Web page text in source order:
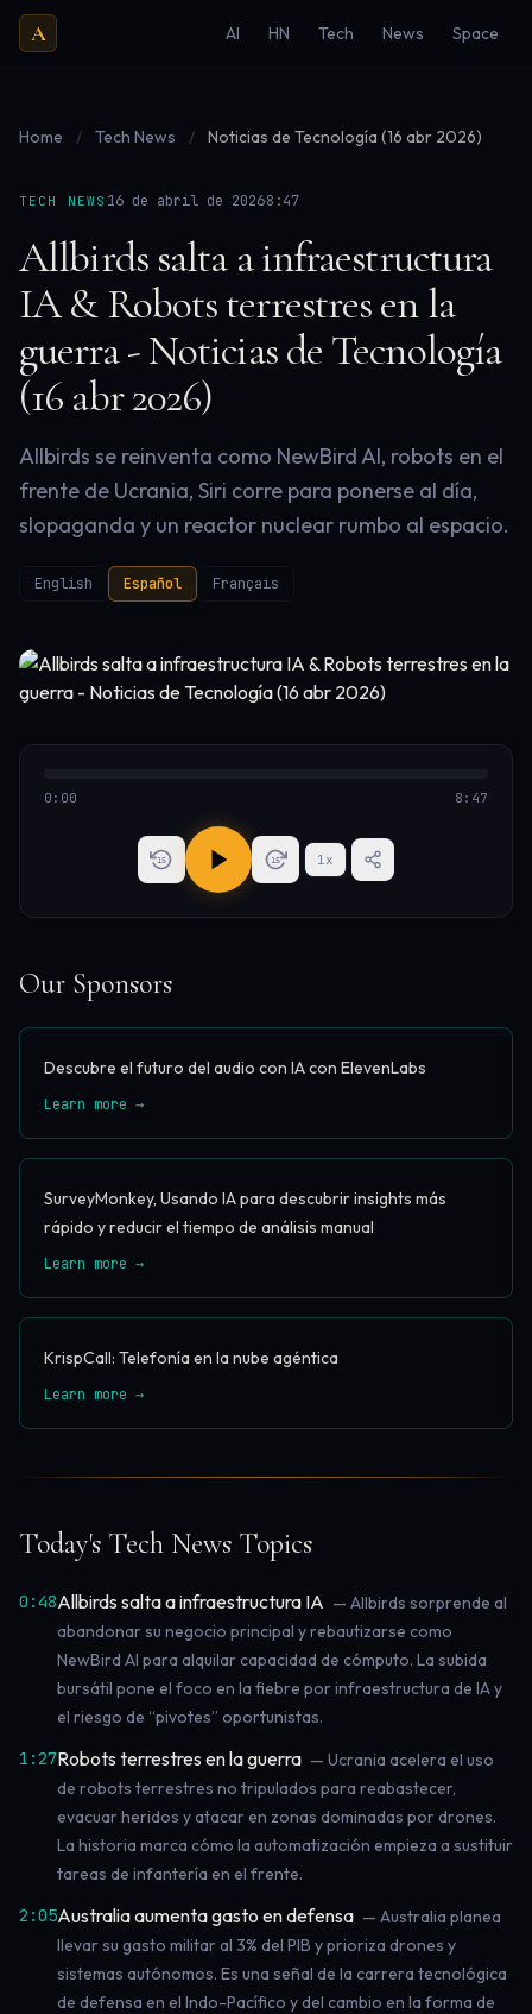
A AI HN Tech News Space
Home / Tech News / Noticias de Tecnología (16 abr 2026)
TECH NEWS·16 de abril de 2026·8:47
Allbirds salta a infraestructura
IA & Robots terrestres en la
guerra - Noticias de Tecnología
(16 abr 2026)
Allbirds se reinventa como NewBird AI, robots en el
frente de Ucrania, Siri corre para ponerse al día,
slopaganda y un reactor nuclear rumbo al espacio.
English Español Français
0:00 8:47
15 15 1x
Our Sponsors
Descubre el futuro del audio con IA con ElevenLabs
Learn more →
SurveyMonkey, Usando IA para descubrir insights más
rápido y reducir el tiempo de análisis manual
Learn more →
KrispCall: Telefonía en la nube agéntica
Learn more →
Today's Tech News Topics
0:48Allbirds salta a infraestructura IA — Allbirds sorprende al
abandonar su negocio principal y rebautizarse como
NewBird AI para alquilar capacidad de cómputo. La subida
bursátil pone el foco en la fiebre por infraestructura de IA y
el riesgo de “pivotes” oportunistas.
1:27Robots terrestres en la guerra — Ucrania acelera el uso
de robots terrestres no tripulados para reabastecer,
evacuar heridos y atacar en zonas dominadas por drones.
La historia marca cómo la automatización empieza a sustituir
tareas de infantería en el frente.
2:05Australia aumenta gasto en defensa — Australia planea
llevar su gasto militar al 3% del PIB y prioriza drones y
sistemas autónomos. Es una señal de la carrera tecnológica
de defensa en el Indo-Pacífico y del cambio en la forma de